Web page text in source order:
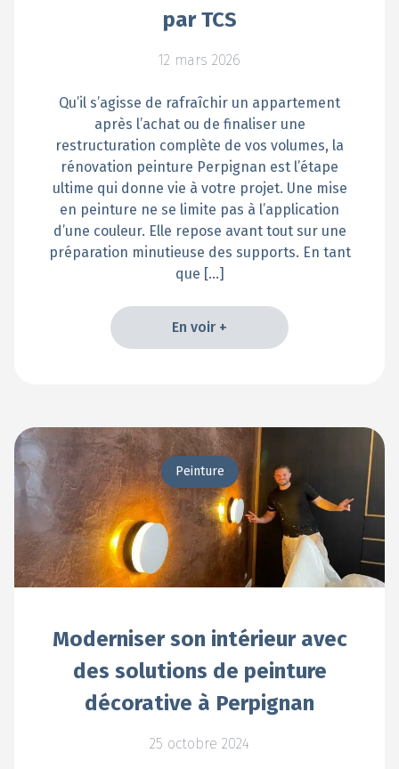
par TCS
12 mars 2026
Qu’il s’agisse de rafraîchir un appartement
après l’achat ou de finaliser une
restructuration complète de vos volumes, la
rénovation peinture Perpignan est l’étape
ultime qui donne vie à votre projet. Une mise
en peinture ne se limite pas à l’application
d’une couleur. Elle repose avant tout sur une
préparation minutieuse des supports. En tant
que […]
En voir +
Peinture
Moderniser son intérieur avec
des solutions de peinture
décorative à Perpignan
25 octobre 2024